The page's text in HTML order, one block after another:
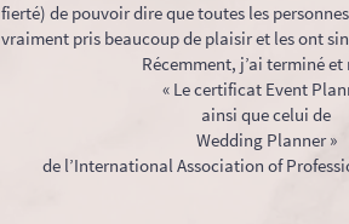
fierté) de pouvoir dire que toutes les
vraiment pris beaucoup de plaisir et les ont
Récemment, j’ai terminé et
« Le certificat Event
ainsi que celui de
Wedding Planner »
de l’International Association of